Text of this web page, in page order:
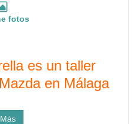
fotos
es un taller
en Málaga